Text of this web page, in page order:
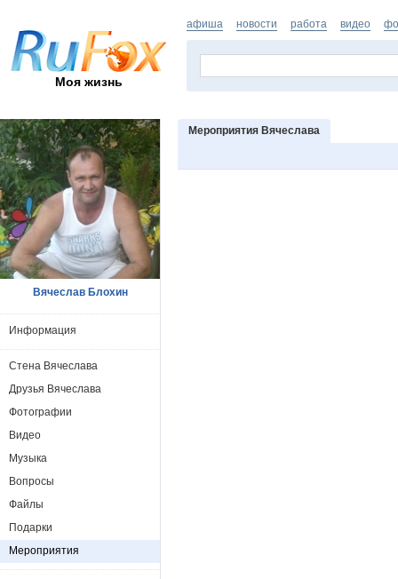
Моя жизнь
афиша новости работа видео
Мероприятия Вячеслава
Вячеслав Блохин
Информация
Стена Вячеслава
Друзья Вячеслава
Фотографии
Видео
Музыка
Вопросы
Файлы
Подарки
Мероприятия